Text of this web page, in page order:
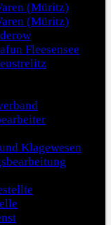
(Müritz)
(Müritz)
Fleesensee
Klagewesen